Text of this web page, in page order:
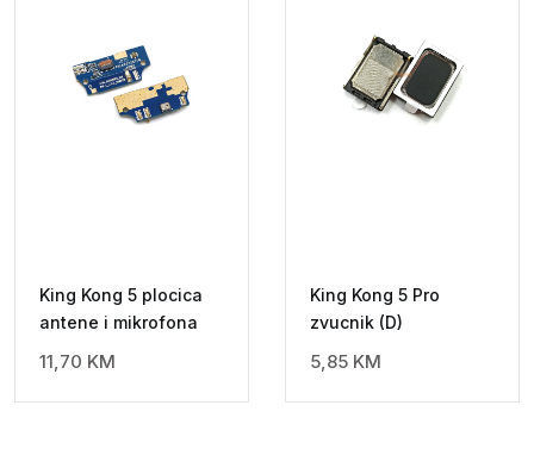
King Kong 5 plocica
antene i mikrofona
11,70 KM
King Kong 5 Pro
zvucnik (D)
5,85 KM